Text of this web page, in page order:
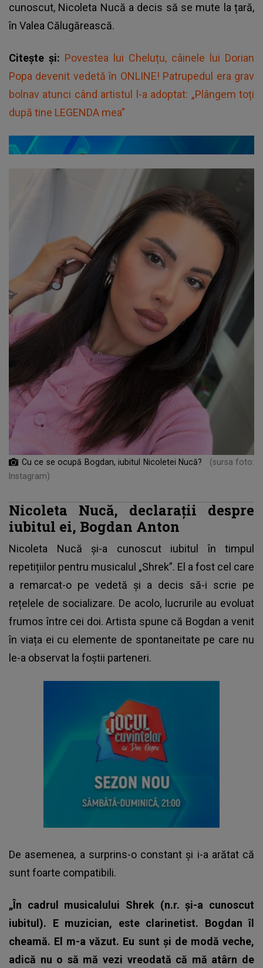
cunoscut, Nicoleta Nucă a decis să se mute la țară,
în Valea Călugărească.
Citește și: Povestea lui Cheluțu, câinele lui Dorian
Popa devenit vedetă în ONLINE! Patrupedul era grav
bolnav atunci când artistul l-a adoptat: „Plângem toți
după tine LEGENDA mea”
Cu ce se ocupă Bogdan, iubitul Nicoletei Nucă?
(sursa foto:
Instagram)
Nicoleta Nucă, declarații despre
iubitul ei, Bogdan Anton
Nicoleta Nucă și-a cunoscut iubitul în timpul
repetițiilor pentru musicalul „Shrek”. El a fost cel care
a remarcat-o pe vedetă și a decis să-i scrie pe
rețelele de socializare. De acolo, lucrurile au evoluat
frumos între cei doi. Artista spune că Bogdan a venit
în viața ei cu elemente de spontaneitate pe care nu
le-a observat la foștii parteneri.
De asemenea, a surprins-o constant și i-a arătat că
sunt foarte compatibili.
„În cadrul musicalului Shrek (n.r. și-a cunoscut
iubitul). E muzician, este clarinetist. Bogdan îl
cheamă. El m-a văzut. Eu sunt și de modă veche,
adică nu o să mă vezi vreodată că mă atârn de